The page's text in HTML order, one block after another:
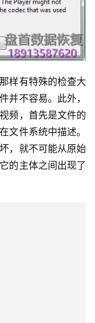
样有特殊的检查大
并不容易。此外，
频，首先是文件的
文件系统中描述。
，就不可能从原始
的主体之间出现了